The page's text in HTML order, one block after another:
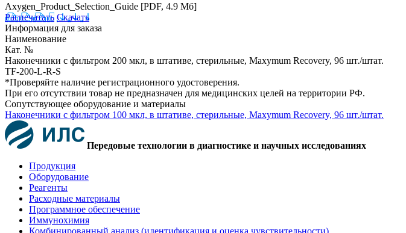
Axygen_Product_Selection_Guide [PDF, 4.9 Мб]
Распечатать Скачать
Информация для заказа
Наименование
Кат. №
Наконечники с фильтром 200 мкл, в штативе, стерильные, Maxymum Recovery, 96 шт./штат.
TF-200-L-R-S
*Проверяйте наличие регистрационного удостоверения.
При его отсутствии товар не предназначен для медицинских целей на территории РФ.
Сопутствующее оборудование и материалы
Наконечники с фильтром 100 мкл, в штативе, стерильные, Maxymum Recovery, 96 шт./штат.
Передовые технологии в диагностике и научных исследованиях
Продукция
Оборудование
Реагенты
Расходные материалы
Программное обеспечение
Иммунохимия
Комбинированный анализ (идентификация и оценка чувствительности)